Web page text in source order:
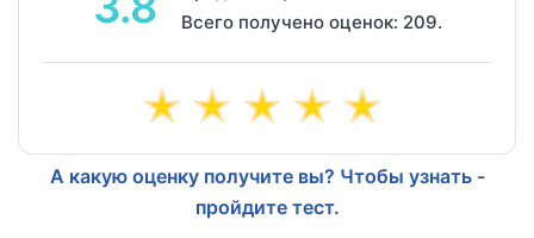
Всего получено оценок: 209.
А какую оценку получите вы? Чтобы узнать -
пройдите тест.